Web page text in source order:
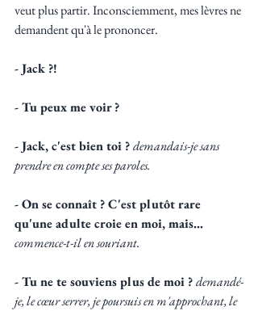
veut plus partir. Inconsciemment, mes lèvres ne
demandent qu'à le prononcer.
- Jack ?!
- Tu peux me voir ?
- Jack, c'est bien toi ? demandais-je sans
prendre en compte ses paroles.
- On se connaît ? C'est plutôt rare
qu'une adulte croie en moi, mais...
commence-t-il en souriant.
- Tu ne te souviens plus de moi ? demandé-
je, le cœur serrer, je poursuis en m'approchant, le